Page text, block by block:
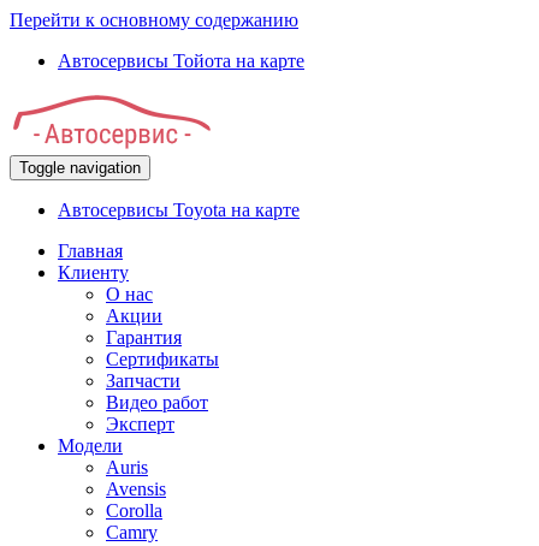
Перейти к основному содержанию
Автосервисы Тойота на карте
Toggle navigation
Автосервисы Toyota на карте
Главная
Клиенту
О нас
Акции
Гарантия
Сертификаты
Запчасти
Видео работ
Эксперт
Модели
Auris
Avensis
Corolla
Camry